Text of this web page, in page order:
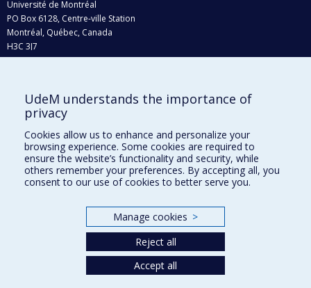
Université de Montréal
PO Box 6128, Centre-ville Station
Montréal, Québec, Canada
H3C 3J7
Who does what?
Find us
Site map
Accessibility
UdeM understands the importance of
privacy
Cookies allow us to enhance and personalize your
browsing experience. Some cookies are required to
ensure the website’s functionality and security, while
others remember your preferences. By accepting all, you
consent to our use of cookies to better serve you.
Manage cookies >
Reject all
Accept all